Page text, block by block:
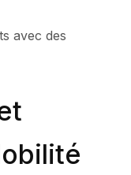
avec des